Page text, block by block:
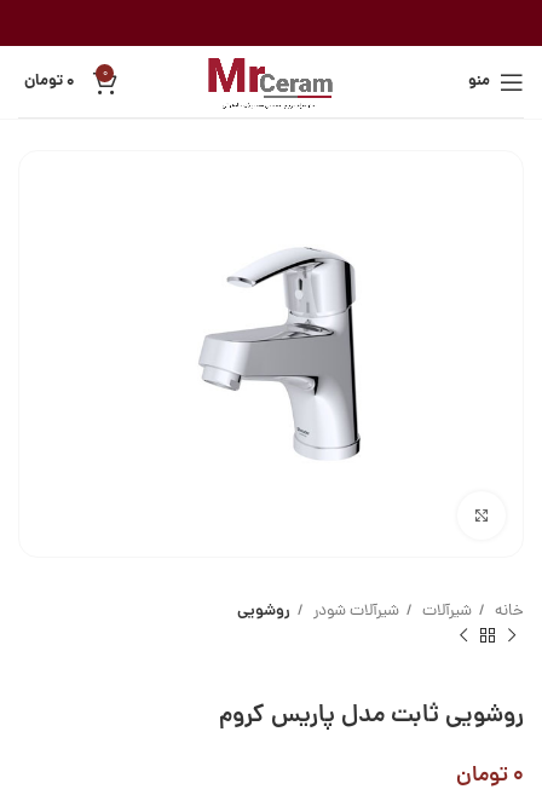
منو 0 ۰تومان
خانه شیرآلات شیرآلات شودر روشویی
روشویی ثابت مدل پاریس کروم
۰تومان